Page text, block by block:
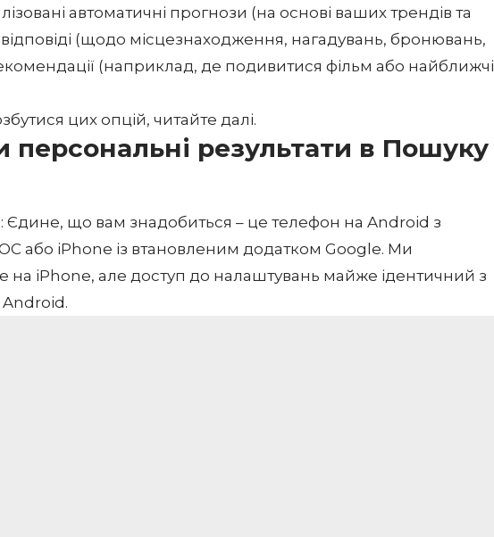
автоматичні прогнози (на основі ваших трендів та
відповіді (щодо місцезнаходження, нагадувань, бронювань,
(наприклад, де подивитися фільм або найближчі
цих опцій, читайте далі.
персональні результати в Пошуку
Єдине, що вам знадобиться – це телефон на Android з
або iPhone із втановленим додатком Google. Ми
iPhone, але доступ до налаштувань майже ідентичний з
Android.